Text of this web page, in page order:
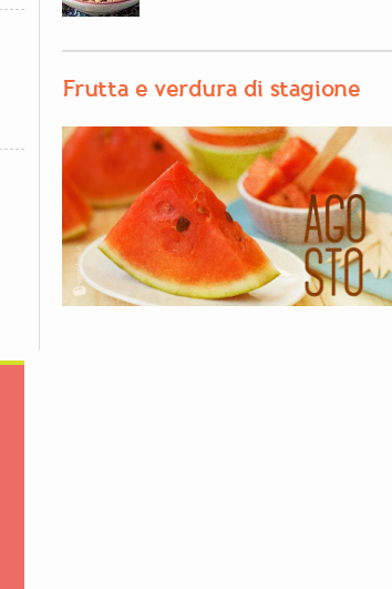
Frutta e verdura di stagione